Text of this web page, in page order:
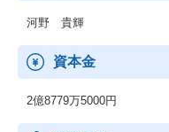
河野 貴輝
資本金
2億8779万5000円